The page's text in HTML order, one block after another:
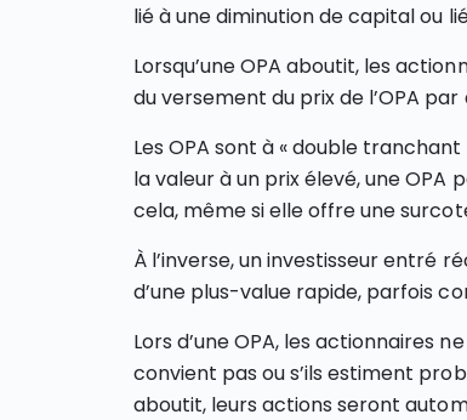
lié à une diminution de capital ou
Lorsqu’une OPA aboutit, les
du versement du prix de l’OPA
Les OPA sont à « double
la valeur à un prix élevé, une
cela, même si elle offre une
À l’inverse, un investisseur entré
d’une plus-value rapide, parfois
Lors d’une OPA, les actionnaires
convient pas ou s’ils estiment
aboutit, leurs actions seront